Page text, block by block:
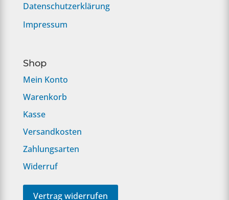
Datenschutzerklärung
Impressum
Shop
Mein Konto
Warenkorb
Kasse
Versandkosten
Zahlungsarten
Widerruf
Vertrag widerrufen